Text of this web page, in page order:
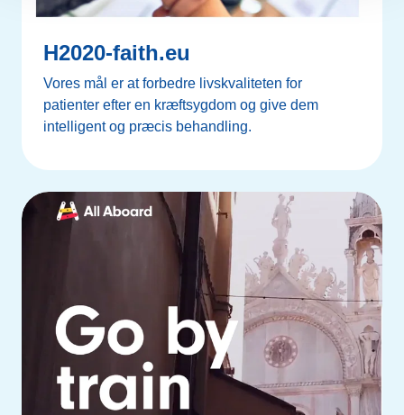
H2020-faith.eu
Vores mål er at forbedre livskvaliteten for
patienter efter en kræftsygdom og give dem
intelligent og præcis behandling.